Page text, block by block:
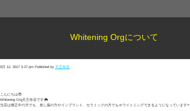
Whitening Orgについて
9月 12, 2017 3:27 pm Published by 天王寺店
こんにちは😎
Whitening Org天王寺店です🌦
当店は矯正中の方でも、差し歯の方やインプラント、セラミックの方でもホワイトニングできるようになっています⭐️